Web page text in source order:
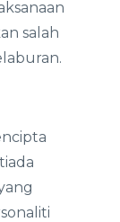
salah